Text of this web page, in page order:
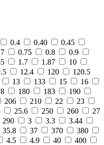
0.4 0.40
0.45
0.75 0.8
0.9
1.7 1.87
10
12.4 120
120.5
13 133 15
16
180 183
190
206 210 22
23
25.6 250 260
27
290 3 3.3
3.44
35.8 37 370
380
4.5 4.9 40
400